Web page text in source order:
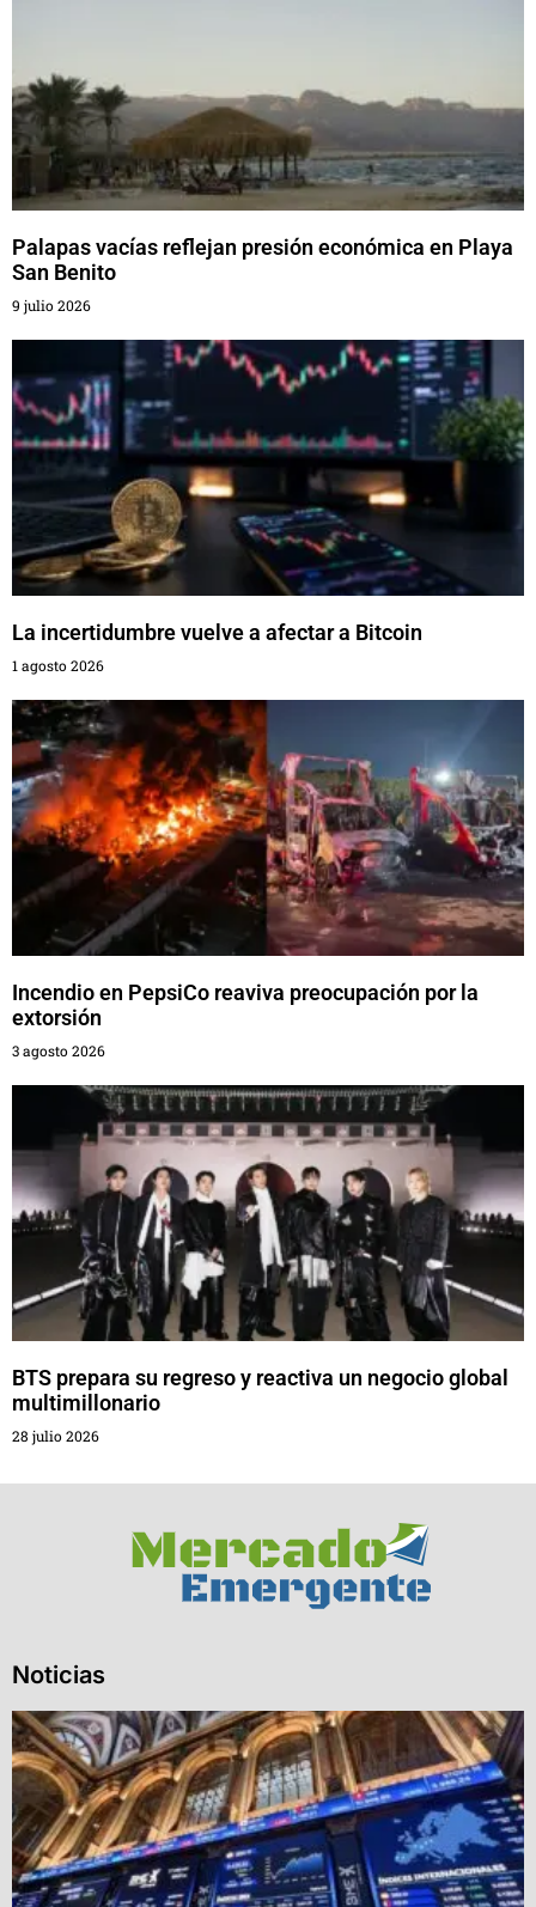
Palapas vacías reflejan presión económica en Playa
San Benito
9 julio 2026
La incertidumbre vuelve a afectar a Bitcoin
1 agosto 2026
Incendio en PepsiCo reaviva preocupación por la
extorsión
3 agosto 2026
BTS prepara su regreso y reactiva un negocio global
multimillonario
28 julio 2026
Noticias